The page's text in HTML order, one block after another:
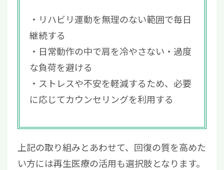
リハビリ運動を無理のない範囲で毎日
継続する
日常動作の中で肩を冷やさない・過度
な負荷を避ける
ストレスや不安を軽減するため、必要
に応じてカウンセリングを利用する
上記の取り組みとあわせて、回復の質を高めた
い方には再生医療の活用も選択肢となります。